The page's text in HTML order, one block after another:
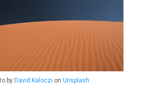
by David Kaloczi on Unsplash